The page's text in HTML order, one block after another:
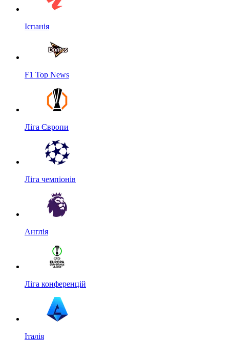
Іспанія
F1 Top News
Ліга Європи
Ліга чемпіонів
Англія
Ліга конференцій
Італія